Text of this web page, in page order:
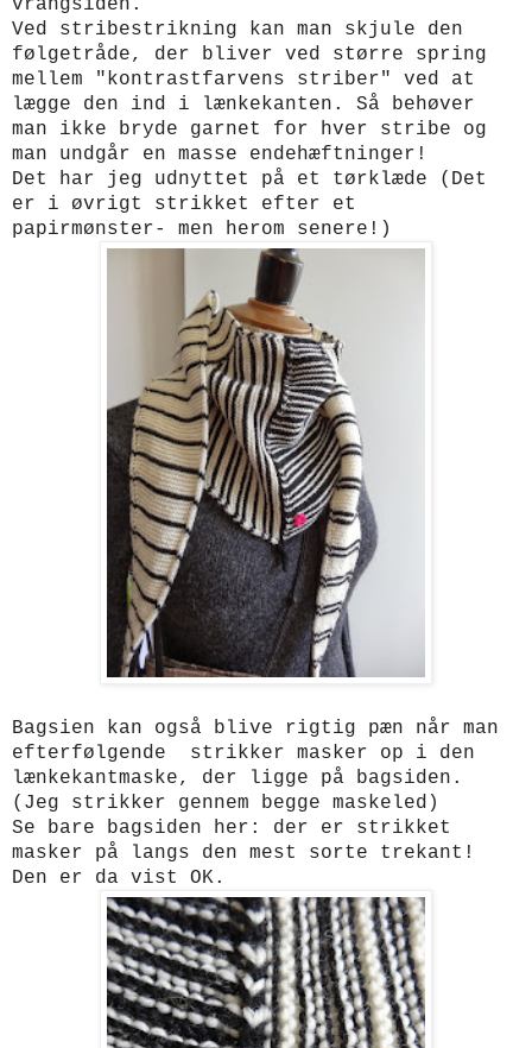
vrangsiden.
Ved stribestrikning kan man skjule den
følgetråde, der bliver ved større spring
mellem "kontrastfarvens striber" ved at
lægge den ind i lænkekanten. Så behøver
man ikke bryde garnet for hver stribe og
man undgår en masse endehæftninger!
Det har jeg udnyttet på et tørklæde (Det
er i øvrigt strikket efter et
papirmønster- men herom senere!)
Bagsien kan også blive rigtig pæn når man
efterfølgende strikker masker op i den
lænkekantmaske, der ligge på bagsiden.
(Jeg strikker gennem begge maskeled)
Se bare bagsiden her: der er strikket
masker på langs den mest sorte trekant!
Den er da vist OK.